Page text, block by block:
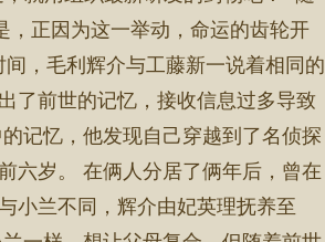
，正因为这一举动，命运的齿轮开
，毛利辉介与工藤新一说着相同的
了前世的记忆，接收信息过多导致
记忆，他发现自己穿越到了名侦探
六岁。 在俩人分居了俩年后，曾在
小兰不同，辉介由妃英理抚养至